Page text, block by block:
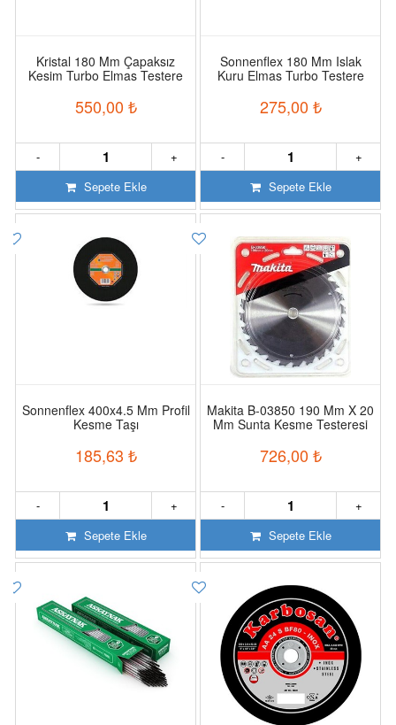
Kristal 180 Mm Çapaksız
Kesim Turbo Elmas Testere
550,00 ₺
+
-
Sepete Ekle
Sonnenflex 180 Mm Islak
Kuru Elmas Turbo Testere
275,00 ₺
+
-
Sepete Ekle
Sonnenflex 400x4.5 Mm Profil
Kesme Taşı
185,63 ₺
+
-
Sepete Ekle
Makita B-03850 190 Mm X 20
Mm Sunta Kesme Testeresi
726,00 ₺
+
-
Sepete Ekle